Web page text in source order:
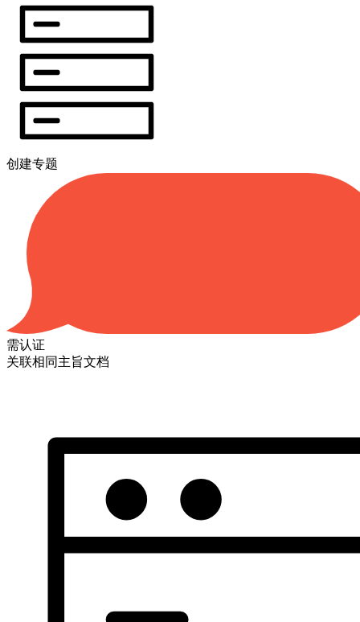
创建专题
需认证
关联相同主旨文档